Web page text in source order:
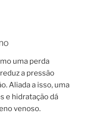
uma perda
a pressão
Aliada a isso, uma
e hidratação dá
venoso.